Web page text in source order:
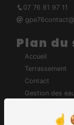
07 76 81 97 11
Plan du
Accueil
Terrassement
Contact
Gestion des